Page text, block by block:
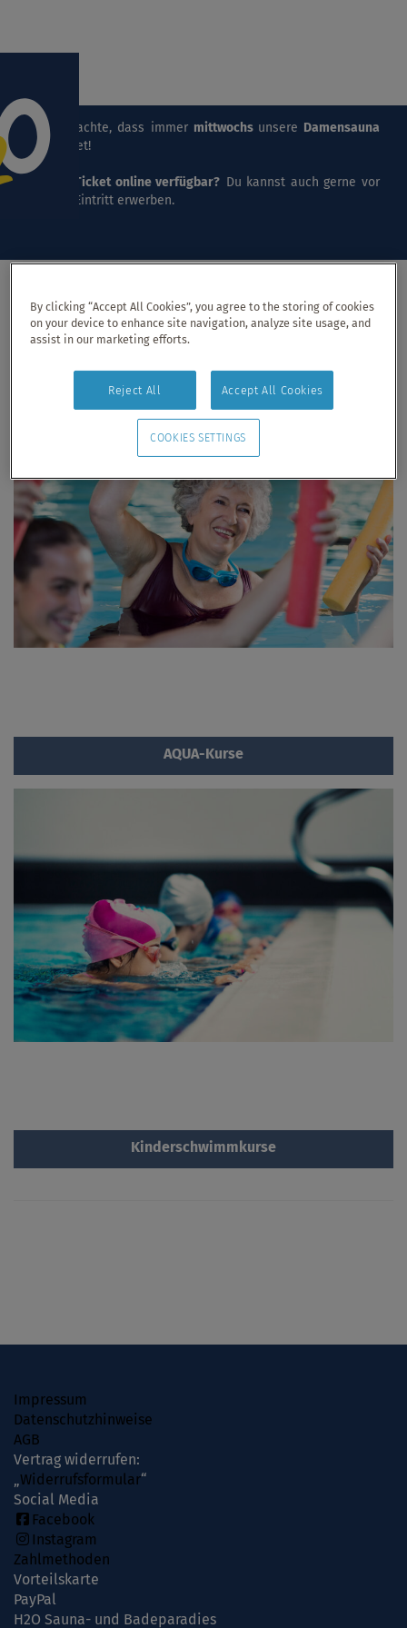
Bitte beachte, dass immer mittwochs unsere Damensauna
stattfindet!
E-Ticket online verfügbar? Du kannst auch gerne vor
Ort den Eintritt erwerben.
H2O Remscheid Kursprogramm
Buchen Sie hier Ihren gewünschten Kurs!
AQUA-Kurse
Kinderschwimmkurse
Impressum
Datenschutzhinweise
AGB
Vertrag widerrufen:
„Widerrufsformular“
Social Media
Facebook
Instagram
Zahlmethoden
Vorteilskarte
PayPal
H2O Sauna- und Badeparadies
By clicking “Accept All Cookies”, you agree to the storing of cookies
on your device to enhance site navigation, analyze site usage, and
assist in our marketing efforts.
Reject All Accept All Cookies
COOKIES SETTINGS